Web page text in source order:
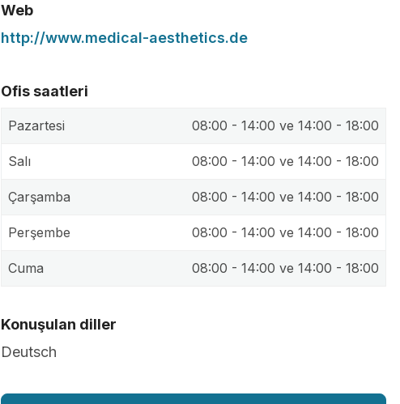
Web
http://www.medical-aesthetics.de
Ofis saatleri
Pazartesi 08:00 - 14:00 ve 14:00 - 18:00
Salı 08:00 - 14:00 ve 14:00 - 18:00
Çarşamba 08:00 - 14:00 ve 14:00 - 18:00
Perşembe 08:00 - 14:00 ve 14:00 - 18:00
Cuma 08:00 - 14:00 ve 14:00 - 18:00
Konuşulan diller
Deutsch